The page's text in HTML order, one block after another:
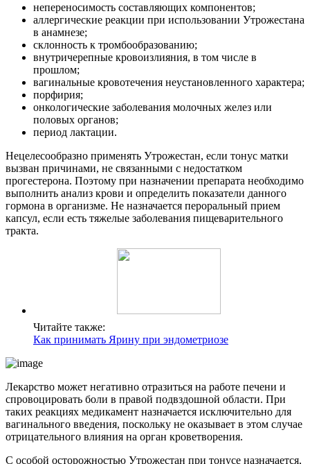
непереносимость составляющих компонентов;
аллергические реакции при использовании Утрожестана
в анамнезе;
склонность к тромбообразованию;
внутричерепные кровоизлияния, в том числе в
прошлом;
вагинальные кровотечения неустановленного характера;
порфирия;
онкологические заболевания молочных желез или
половых органов;
период лактации.
Нецелесообразно применять Утрожестан, если тонус матки
вызван причинами, не связанными с недостатком
прогестерона. Поэтому при назначении препарата необходимо
выполнить анализ крови и определить показатели данного
гормона в организме. Не назначается пероральный прием
капсул, если есть тяжелые заболевания пищеварительного
тракта.
Читайте также:
Как принимать Ярину при эндометриозе
Лекарство может негативно отразиться на работе печени и
спровоцировать боли в правой подвздошной области. При
таких реакциях медикамент назначается исключительно для
вагинального введения, поскольку не оказывает в этом случае
отрицательного влияния на орган кроветворения.
С особой осторожностью Утрожестан при тонусе назначается,